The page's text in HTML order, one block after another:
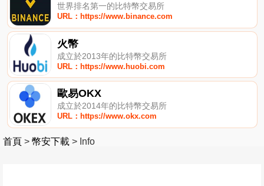
世界排名第一的比特幣交易所
URL：https://www.binance.com
火幣
成立於2013年的比特幣交易所
URL：https://www.huobi.com
歐易OKX
成立於2014年的比特幣交易所
URL：https://www.okx.com
首頁 > 幣安下載 > Info